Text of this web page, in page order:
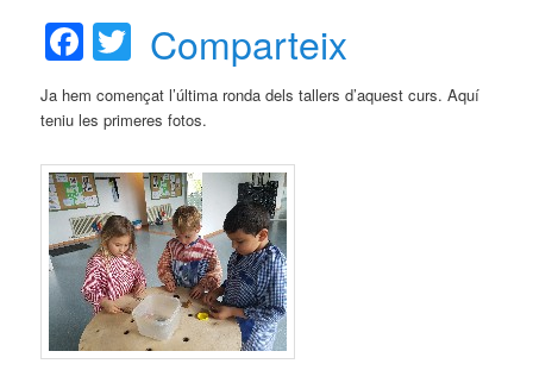
Facebook
Twitter
Comparteix
Ja hem començat l’última ronda dels tallers d’aquest curs. Aquí
teniu les primeres fotos.